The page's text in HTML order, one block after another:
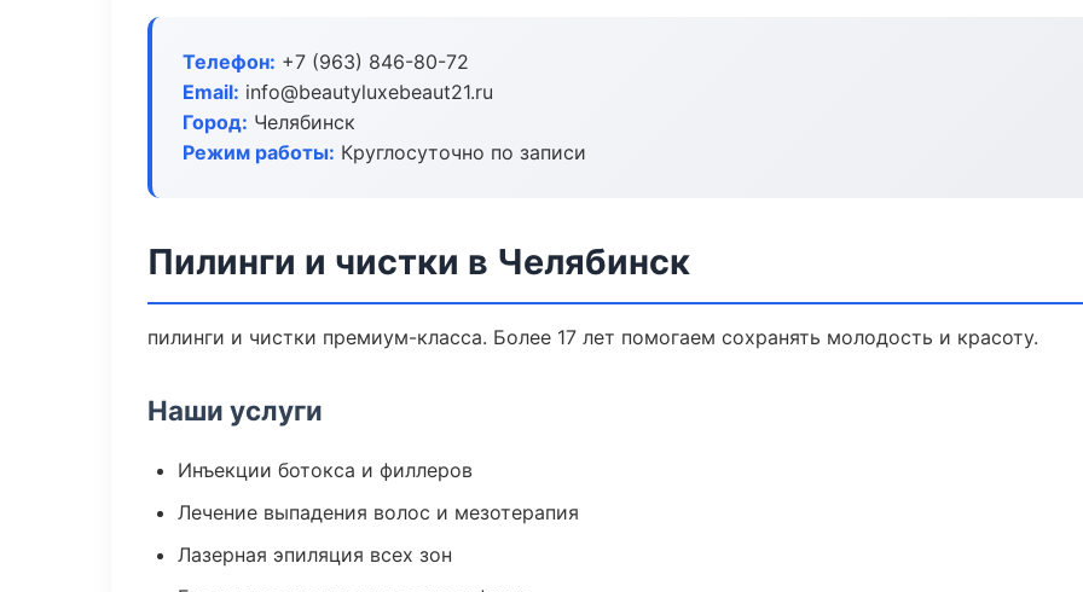
Телефон: +7 (963) 846-80-72
Email: info@beautyluxebeaut21.ru
Город: Челябинск
Режим работы: Круглосуточно по записи
Пилинги и чистки в Челябинск
пилинги и чистки премиум-класса. Более 17 лет помогаем сохранять молодость и красоту.
Наши услуги
Инъекции ботокса и филлеров
Лечение выпадения волос и мезотерапия
Лазерная эпиляция всех зон